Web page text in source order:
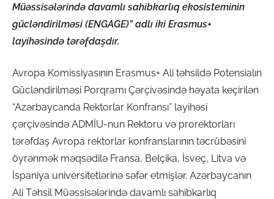
Müəssisələrində davamlı sahibkarlıq ekosisteminin
gücləndirilməsi (ENGAGE)” adlı iki Erasmus+
layihəsində tərəfdaşdır.
Avropa Komissiyasının Erasmus+ Ali təhsildə Potensialın
Gücləndirilməsi Porqramı Çərçivəsində həyata keçirilən
“Azərbaycanda Rektorlar Konfransı” layihəsi
çərçivəsində ADMİU-nun Rektoru və prorektorları
tərəfdaş Avropa rektorlar konfranslarının təcrübəsini
öyrənmək məqsədilə Fransa, Belçika, İsveç, Litva və
İspaniya universitetlərinə səfər etmişlər. Azərbaycanın
Ali Təhsil Müəssisələrində davamlı sahibkarlıq